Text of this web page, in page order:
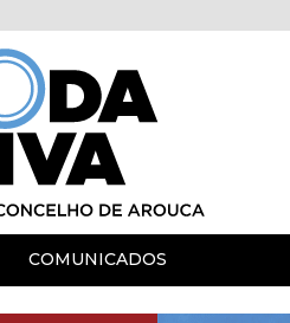
COMUNICADOS